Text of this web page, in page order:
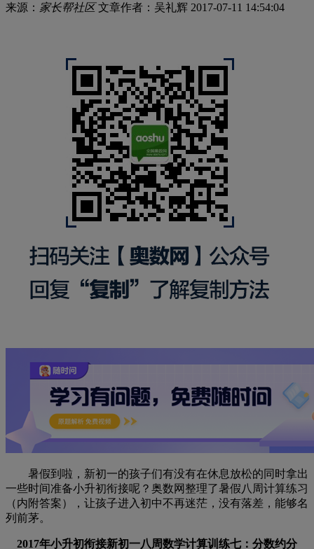
来源： 家长帮社区文章作者：吴礼辉 2017-07-11 14:54:04
暑假到啦，新初一的孩子们有没有在休息放松的同时拿出
一些时间准备小升初衔接呢？奥数网整理了暑假八周计算练习
（内附答案），让孩子进入初中不再迷茫，没有落差，能够名
列前茅。
2017年小升初衔接新初一八周数学计算训练七：分数约分